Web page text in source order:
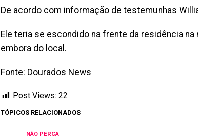
De acordo com informação de testemunhas
Ele teria se escondido na frente da residência
embora do local.
Fonte: Dourados News
Post Views: 22
TÓPICOS RELACIONADOS
NÃO PERCA